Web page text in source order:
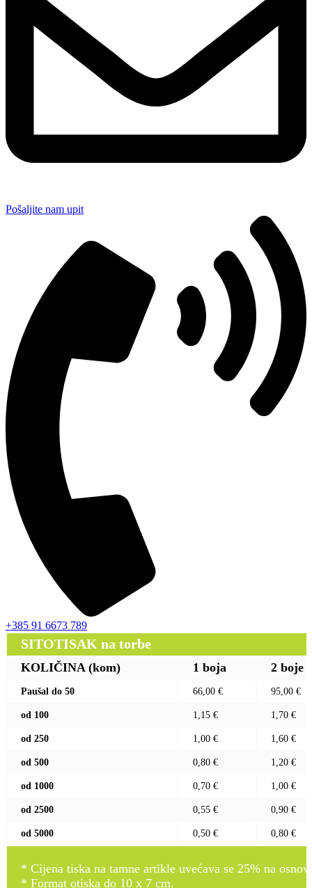
Pošaljite nam upit
+385 91 6673 789
SITOTISAK na torbe
KOLIČINA (kom) 1 boja 2 boje
Paušal do 50 66,00 € 95,00 €
od 100 1,15 € 1,70 €
od 250 1,00 € 1,60 €
od 500 0,80 € 1,20 €
od 1000 0,70 € 1,00 €
od 2500 0,55 € 0,90 €
od 5000 0,50 € 0,80 €
* Cijena tiska na tamne artikle uvećava se 25% na
* Format otiska do 10 x 7 cm.